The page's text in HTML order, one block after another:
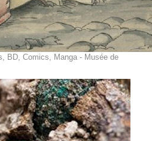
BD, Comics, Manga - Musée de